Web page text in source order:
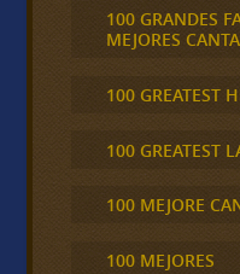
100 GRANDES
MEJORES
100 GREATEST
100 GREATEST
100 MEJORE
100 MEJORES